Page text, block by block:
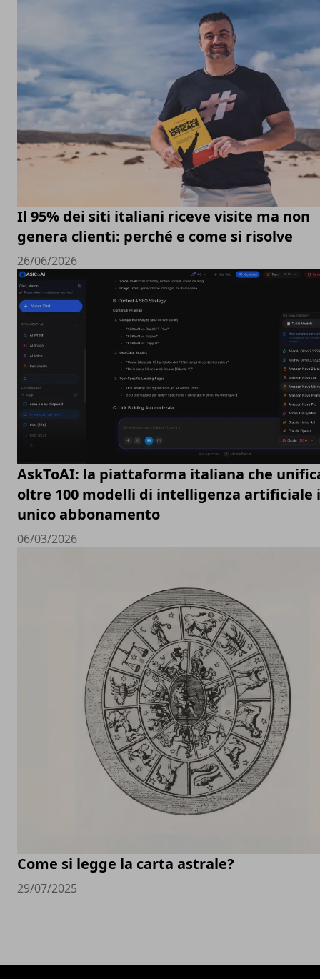
Il 95% dei siti italiani riceve visite ma non
genera clienti: perché e come si risolve
26/06/2026
AskToAI: la piattaforma italiana che
oltre 100 modelli di intelligenza artificiale
unico abbonamento
06/03/2026
Come si legge la carta astrale?
29/07/2025